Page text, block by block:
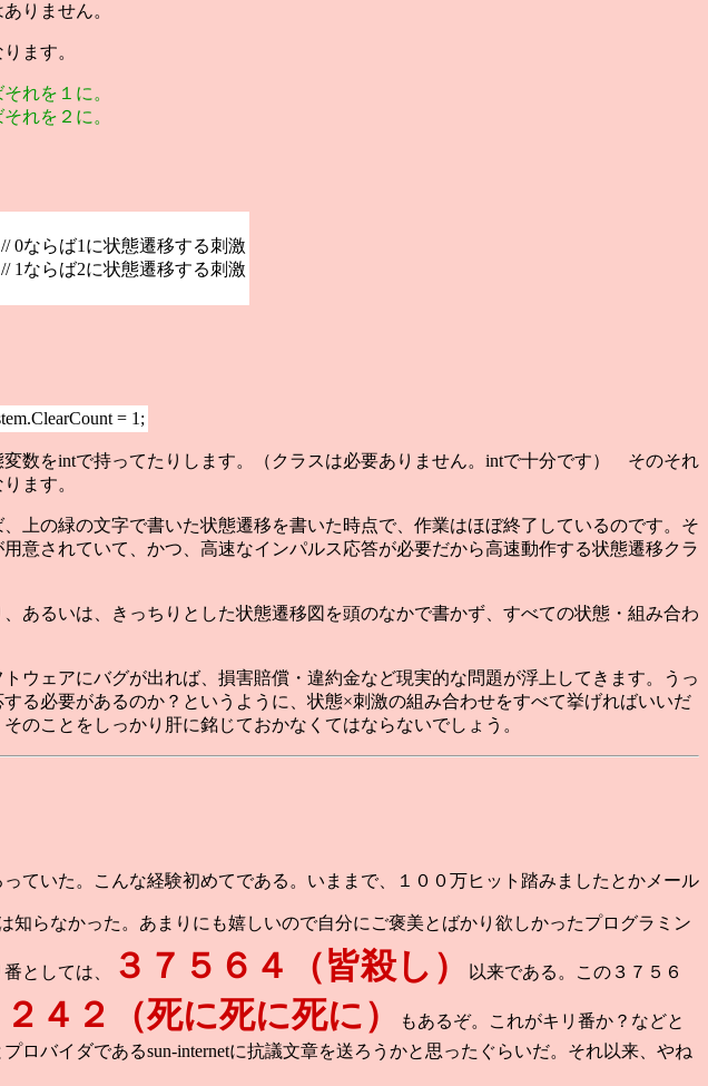
りません。
ます。
れを１に。
れを２に。
// 0ならば1に状態遷移する刺激
// 1ならば2に状態遷移する刺激
= 1;
数をintで持ってたりします。（クラスは必要ありません。intで十分です） そのそれ
ます。
上の緑の文字で書いた状態遷移を書いた時点で、作業はほぼ終了しているのです。そ
意されていて、かつ、高速なインパルス応答が必要だから高速動作する状態遷移クラ
あるいは、きっちりとした状態遷移図を頭のなかで書かず、すべての状態・組み合わ
ウェアにバグが出れば、損害賠償・違約金など現実的な問題が浮上してきます。うっ
る必要があるのか？というように、状態×刺激の組み合わせをすべて挙げればいいだ
のことをしっかり肝に銘じておかなくてはならないでしょう。
ていた。こんな経験初めてである。いままで、１００万ヒット踏みましたとかメール
知らなかった。あまりにも嬉しいので自分にご褒美とばかり欲しかったプログラミン
としては、 ３７５６４（皆殺し） 以来である。この３７５６
４２（死に死に死に）
もあるぞ。これがキリ番か？などと
バイダであるsun-internetに抗議文章を送ろうかと思ったぐらいだ。それ以来、やね